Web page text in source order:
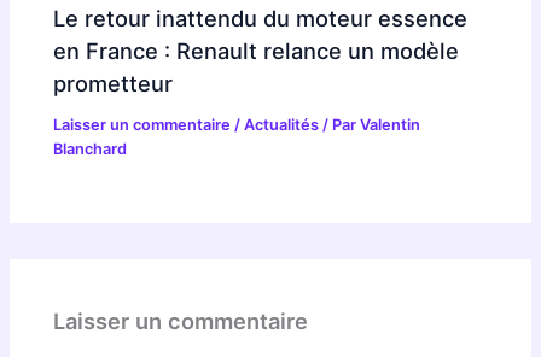
Le retour inattendu du moteur essence
en France : Renault relance un modèle
prometteur
Laisser un commentaire /Actualités / ParValentin
Blanchard
Laisser un commentaire